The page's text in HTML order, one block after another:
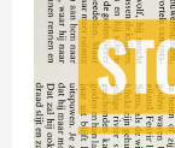
De
Reis
van